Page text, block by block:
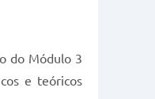
do Módulo 3
e teóricos